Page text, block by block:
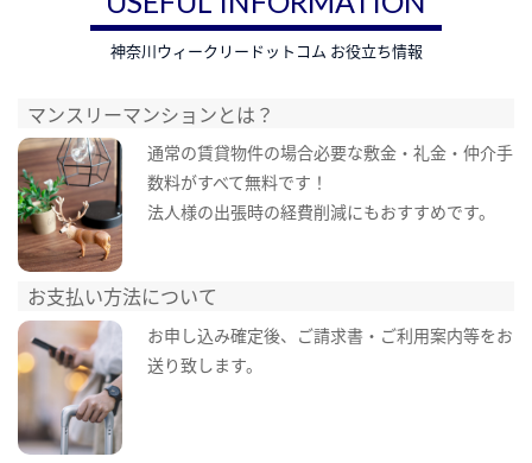
神奈川ウィークリードットコム お役立ち情報
マンスリーマンションとは？
通常の賃貸物件の場合必要な敷金・礼金・仲介手
数料がすべて無料です！
法人様の出張時の経費削減にもおすすめです。
お支払い方法について
お申し込み確定後、ご請求書・ご利用案内等をお
送り致します。